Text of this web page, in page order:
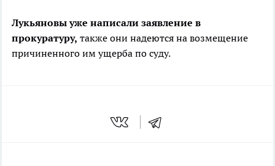
Лукьяновы уже написали заявление в
прокуратуру, также они надеются на возмещение
причиненного им ущерба по суду.